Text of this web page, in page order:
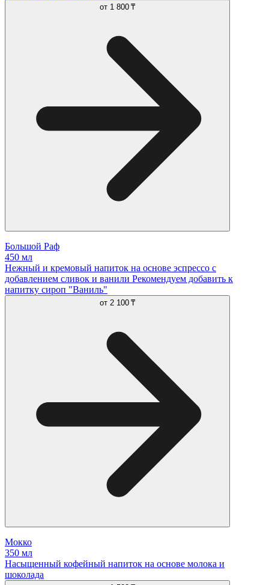
от 1 800 ₸
Большой Раф
450 мл
Нежный и кремовый напиток на основе эспрессо с
добавлением сливок и ванили Рекомендуем добавить к
напитку сироп "Ваниль"
от 2 100 ₸
Мокко
350 мл
Насыщенный кофейный напиток на основе молока и
шоколада